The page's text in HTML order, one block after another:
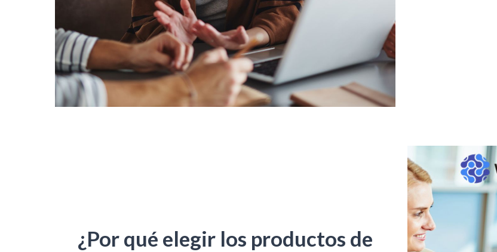
¿Por qué elegir los productos de